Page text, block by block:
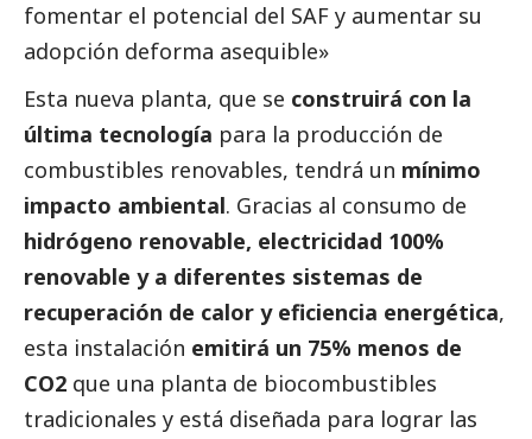
fomentar el potencial del SAF y aumentar su
adopción deforma asequible»
Esta nueva planta, que se construirá con la
última tecnología para la producción de
combustibles renovables, tendrá un mínimo
impacto ambiental. Gracias al consumo de
hidrógeno renovable, electricidad 100%
renovable y a diferentes sistemas de
recuperación de calor y eficiencia energética,
esta instalación emitirá un 75% menos de
CO2 que una planta de biocombustibles
tradicionales y está diseñada para lograr las